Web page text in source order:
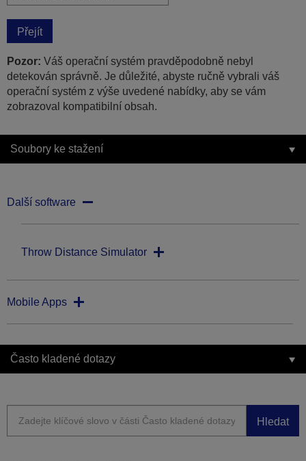
Přejít
Pozor: Váš operační systém pravděpodobně nebyl
detekován správně. Je důležité, abyste ručně vybrali váš
operační systém z výše uvedené nabídky, aby se vám
zobrazoval kompatibilní obsah.
Soubory ke stažení
Další software
Throw Distance Simulator
Mobile Apps
Často kladené dotazy
Hledat